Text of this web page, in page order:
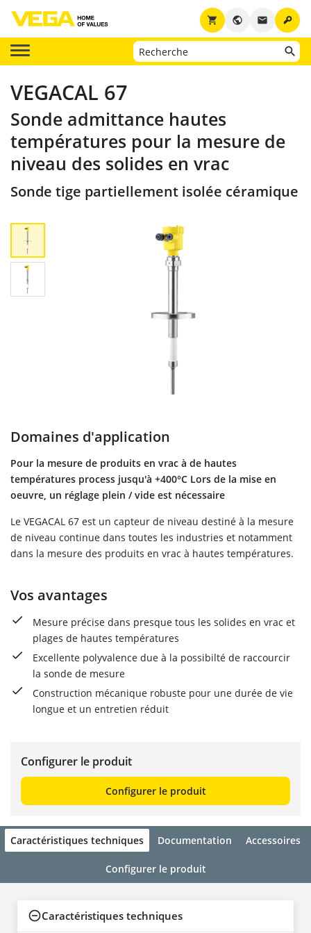
key
email
public
shopping_cart
VEGACAL 67
Sonde admittance hautes
températures pour la mesure de
niveau des solides en vrac
Sonde tige partiellement isolée céramique
Domaines d'application
Pour la mesure de produits en vrac à de hautes
températures process jusqu'à +400°C Lors de la mise en
oeuvre, un réglage plein / vide est nécessaire
Le VEGACAL 67 est un capteur de niveau destiné à la mesure
de niveau continue dans toutes les industries et notamment
dans la mesure des produits en vrac à hautes températures.
Vos avantages
Mesure précise dans presque tous les solides en vrac et
plages de hautes températures
Excellente polyvalence due à la possibilté de raccourcir
la sonde de mesure
Construction mécanique robuste pour une durée de vie
longue et un entretien réduit
Configurer le produit
Configurer le produit
Caractéristiques techniques Documentation Accessoires
Configurer le produit
Caractéristiques techniques